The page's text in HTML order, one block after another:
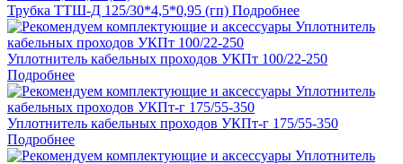
Трубка ТТШ-Д 125/30*4,5*0,95 (гп) Подробнее
Уплотнитель кабельных проходов УКПт 100/22-250
Подробнее
Уплотнитель кабельных проходов УКПт-г 175/55-350
Подробнее